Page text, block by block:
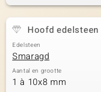
Hoofd edelsteen
Edelsteen
Smaragd
Aantal en grootte
1 à 10x8 mm